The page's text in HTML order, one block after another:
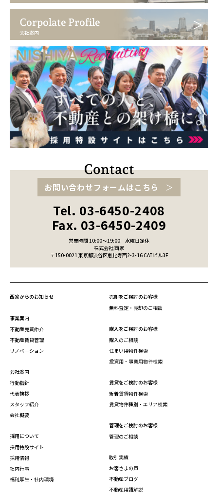
Corpolate Profile
会社案内
お問い合わせフォームはこちら
Tel. 03-6450-2408
Fax. 03-6450-2409
営業時間 10:00～19:00
水曜日定休
株式会社 西家
〒150-0021 東京都渋谷区恵比寿西2-3-16 CATビル3F
西家からのお知らせ
事業案内
不動産売買仲介
不動産賃貸管理
リノベーション
会社案内
行動指針
代表挨拶
スタッフ紹介
会社概要
採用について
採用特設サイト
採用情報
社内行事
福利厚生・社内環境
売却をご検討のお客様
無料査定・売却のご相談
購入をご検討のお客様
購入のご相談
住まい用物件検索
投資用・事業用物件検索
賃貸をご検討のお客様
新着賃貸物件検索
賃貸物件種別・エリア検索
管理をご検討のお客様
管理のご相談
取引実績
お客さまの声
不動産ブログ
不動産用語解説